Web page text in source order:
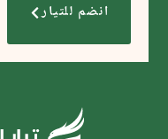
انضم للتيار